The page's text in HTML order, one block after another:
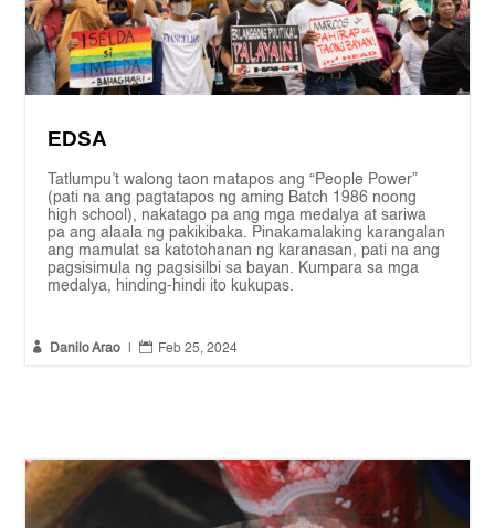
EDSA
Tatlumpu’t walong taon matapos ang “People Power”
(pati na ang pagtatapos ng aming Batch 1986 noong
high school), nakatago pa ang mga medalya at sariwa
pa ang alaala ng pakikibaka. Pinakamalaking karangalan
ang mamulat sa katotohanan ng karanasan, pati na ang
pagsisimula ng pagsisilbi sa bayan. Kumpara sa mga
medalya, hinding-hindi ito kukupas.
 Danilo Arao  Feb 25, 2024